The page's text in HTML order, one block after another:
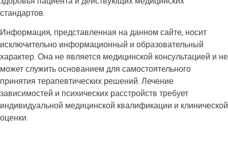
стандартов.
Информация, представленная на данном сайте, носит
исключительно информационный и образовательный
характер. Она не является медицинской консультацией и не
может служить основанием для самостоятельного
принятия терапевтических решений. Лечение
зависимостей и психических расстройств требует
индивидуальной медицинской квалификации и клинической
оценки.